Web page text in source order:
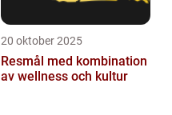
20 oktober 2025
Resmål med kombination
av wellness och kultur